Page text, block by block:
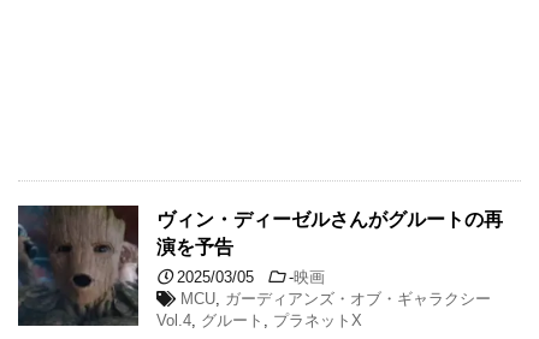
ヴィン・ディーゼルさんがグルートの再
演を予告
2025/03/05 -映画
MCU
ガーディアンズ・オブ・ギャラクシー
Vol.4
グルート
プラネットX